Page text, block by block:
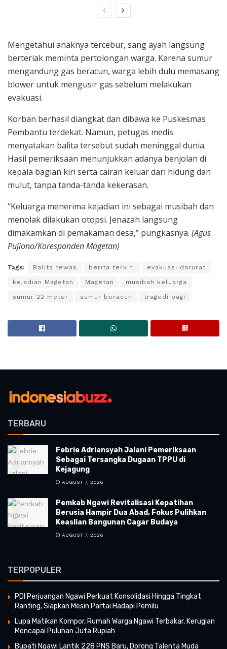
Mengetahui anaknya tercebur, sang ayah langsung
berteriak meminta pertolongan warga. Karena sumur
mengandung gas beracun, warga lebih dulu memasang
blower untuk mengusir gas sebelum melakukan
evakuasi.
Korban berhasil diangkat dan dibawa ke Puskesmas
Pembantu terdekat. Namun, petugas medis
menyatakan balita tersebut sudah meninggal dunia.
Hasil pemeriksaan menunjukkan adanya benjolan di
kepala bagian kiri serta cairan keluar dari hidung dan
mulut, tanpa tanda-tanda kekerasan.
“Keluarga menerima kejadian ini sebagai musibah dan
menolak dilakukan otopsi. Jenazah langsung
dimakamkan di pemakaman desa,” pungkasnya. (Agus
Pujiono/Koresponden Magetan)
Tags: Balita tewas berita terkini evakuasi darurat
kejadian Magetan Magetan musibah keluarga
sumur 22 meter sumur beracun tragedi pagi
TERBARU
Febrie Adriansyah Jalani Pemeriksaan
Sebagai Tersangka Dugaan TPPU di
Kejagung
AUGUST 7, 2026
Pemkab Ngawi Revitalisasi Kepatihan
Berusia Hampir Dua Abad, Fokus Pulihkan
Keaslian Bangunan Cagar Budaya
AUGUST 7, 2026
TERPOPULER
PDI Perjuangan Ngawi Perkuat Konsolidasi Hingga Tingkat
Ranting, Siapkan Mesin Partai Hadapi Pemilu
Lupa Matikan Kompor, Rumah Warga Ngawi Terbakar, Kerugian
Mencapai Puluhan Juta Rupiah
Bupati Ngawi Lantik 228 PNS Baru, Dorong Talenta Muda